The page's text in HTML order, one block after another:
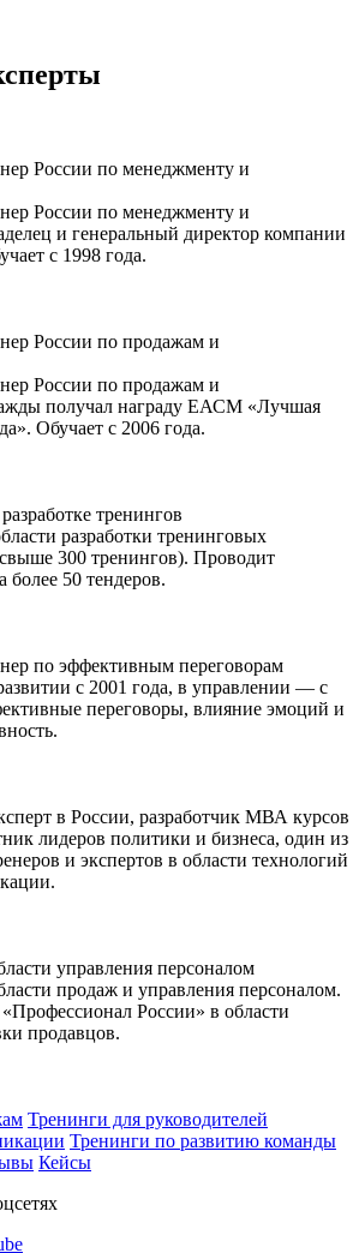
России по менеджменту и
России по менеджменту и
и генеральный директор компании
с 1998 года.
России по продажам и
России по продажам и
получал награду ЕАСМ «Лучшая
Обучает с 2006 года.
тренингов
разработки тренинговых
300 тренингов). Проводит
более 50 тендеров.
по эффективным переговорам
с 2001 года, в управлении — с
переговоры, влияние эмоций и
в России, разработчик МВА курсов
лидеров политики и бизнеса, один из
и экспертов в области технологий
управления персоналом
продаж и управления персоналом.
России» в области
продавцов.
Тренинги для руководителей
Тренинги по развитию команды
Кейсы